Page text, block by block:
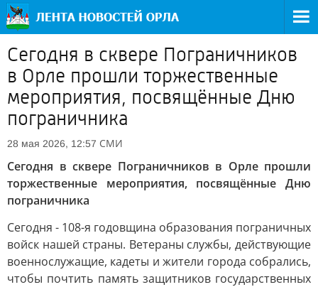
Сегодня в сквере Пограничников
в Орле прошли торжественные
мероприятия, посвящённые Дню
пограничника
28 мая 2026, 12:57 СМИ
Сегодня в сквере Пограничников в Орле прошли
торжественные мероприятия, посвящённые Дню
пограничника
Сегодня - 108-я годовщина образования пограничных
войск нашей страны. Ветераны службы, действующие
военнослужащие, кадеты и жители города собрались,
чтобы почтить память защитников государственных